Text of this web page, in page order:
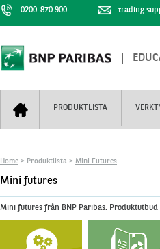
0200-870 900
PRODUKTLISTA
Mini Futures
Turbowarranter
Unlimited Turbos
Nya produkter
Nyhestbrev+
Dagens urval
Realtidskurser
Knock-plocken
Finansiell information
Vi är tennis
Home > Produktlista > Mini Futures
Mini futures
Mini futures från BNP Paribas.